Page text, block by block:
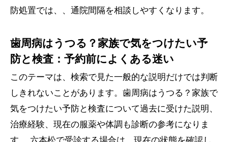
防処置では、、通院間隔を相談しやすくなります。
歯周病はうつる？家族で気をつけたい予
防と検査：予約前によくある迷い
このテーマは、検索で見た一般的な説明だけでは判断
しきれないことがあります。歯周病はうつる？家族で
気をつけたい予防と検査について過去に受けた説明、
治療経験、現在の服薬や体調も診断の参考になりま
す。 六本松で受診する場合は、現在の状態を確認し